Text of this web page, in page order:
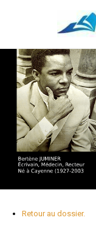
Retour au dossier.